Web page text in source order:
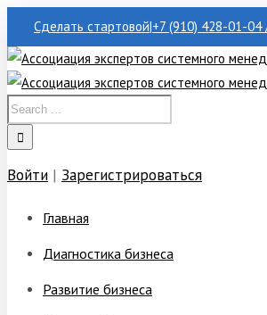
Сделать стартовой|+7 (910) 428-01-
Войти | Зарегистрироваться
Главная
Диагностика бизнеса
Развитие бизнеса